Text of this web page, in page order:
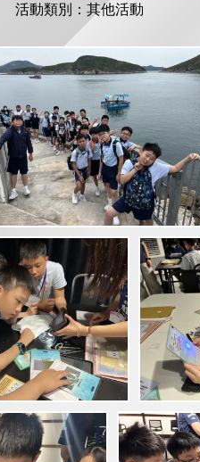
活動類別：其他活動